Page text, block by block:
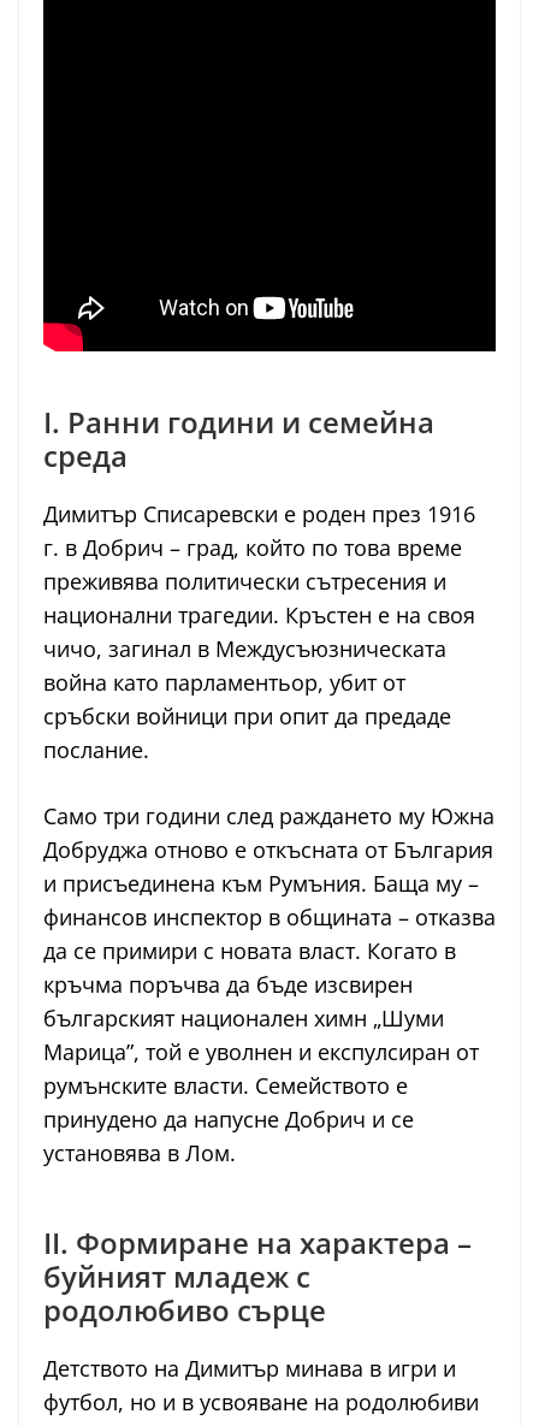
I. Ранни години и семейна
среда
Димитър Списаревски е роден през 1916
г. в Добрич – град, който по това време
преживява политически сътресения и
национални трагедии. Кръстен е на своя
чичо, загинал в Междусъюзническата
война като парламентьор, убит от
сръбски войници при опит да предаде
послание.
Само три години след раждането му Южна
Добруджа отново е откъсната от България
и присъединена към Румъния. Баща му –
финансов инспектор в общината – отказва
да се примири с новата власт. Когато в
кръчма поръчва да бъде изсвирен
българският национален химн „Шуми
Марица”, той е уволнен и експулсиран от
румънските власти. Семейството е
принудено да напусне Добрич и се
установява в Лом.
II. Формиране на характера –
буйният младеж с
родолюбиво сърце
Детството на Димитър минава в игри и
футбол, но и в усвояване на родолюбиви